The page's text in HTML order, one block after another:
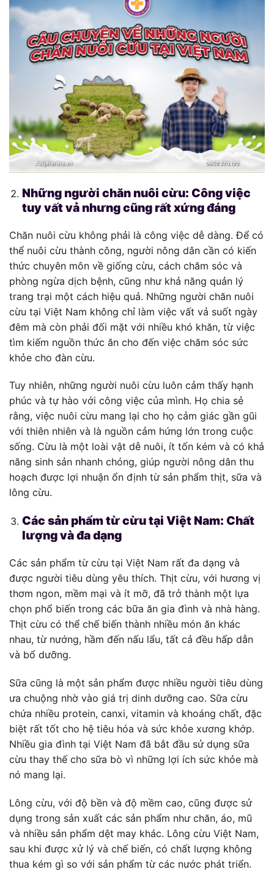
Những người chăn nuôi cừu: Công việc
tuy vất vả nhưng cũng rất xứng đáng
Chăn nuôi cừu không phải là công việc dễ dàng. Để có
thể nuôi cừu thành công, người nông dân cần có kiến
thức chuyên môn về giống cừu, cách chăm sóc và
phòng ngừa dịch bệnh, cũng như khả năng quản lý
trang trại một cách hiệu quả. Những người chăn nuôi
cừu tại Việt Nam không chỉ làm việc vất vả suốt ngày
đêm mà còn phải đối mặt với nhiều khó khăn, từ việc
tìm kiếm nguồn thức ăn cho đến việc chăm sóc sức
khỏe cho đàn cừu.
Tuy nhiên, những người nuôi cừu luôn cảm thấy hạnh
phúc và tự hào với công việc của mình. Họ chia sẻ
rằng, việc nuôi cừu mang lại cho họ cảm giác gần gũi
với thiên nhiên và là nguồn cảm hứng lớn trong cuộc
sống. Cừu là một loài vật dễ nuôi, ít tốn kém và có khả
năng sinh sản nhanh chóng, giúp người nông dân thu
hoạch được lợi nhuận ổn định từ sản phẩm thịt, sữa và
lông cừu.
Các sản phẩm từ cừu tại Việt Nam: Chất
lượng và đa dạng
Các sản phẩm từ cừu tại Việt Nam rất đa dạng và
được người tiêu dùng yêu thích. Thịt cừu, với hương vị
thơm ngon, mềm mại và ít mỡ, đã trở thành một lựa
chọn phổ biến trong các bữa ăn gia đình và nhà hàng.
Thịt cừu có thể chế biến thành nhiều món ăn khác
nhau, từ nướng, hầm đến nấu lẩu, tất cả đều hấp dẫn
và bổ dưỡng.
Sữa cũng là một sản phẩm được nhiều người tiêu dùng
ưa chuộng nhờ vào giá trị dinh dưỡng cao. Sữa cừu
chứa nhiều protein, canxi, vitamin và khoáng chất, đặc
biệt rất tốt cho hệ tiêu hóa và sức khỏe xương khớp.
Nhiều gia đình tại Việt Nam đã bắt đầu sử dụng sữa
cừu thay thế cho sữa bò vì những lợi ích sức khỏe mà
nó mang lại.
Lông cừu, với độ bền và độ mềm cao, cũng được sử
dụng trong sản xuất các sản phẩm như chăn, áo, mũ
và nhiều sản phẩm dệt may khác. Lông cừu Việt Nam,
sau khi được xử lý và chế biến, có chất lượng không
thua kém gì so với sản phẩm từ các nước phát triển.